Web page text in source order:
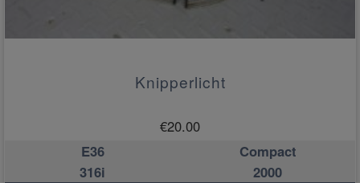
Knipperlicht
€20.00
E36
Compact
316i
2000